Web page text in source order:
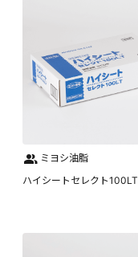
ミヨシ油脂
ハイシートセレクト100LT